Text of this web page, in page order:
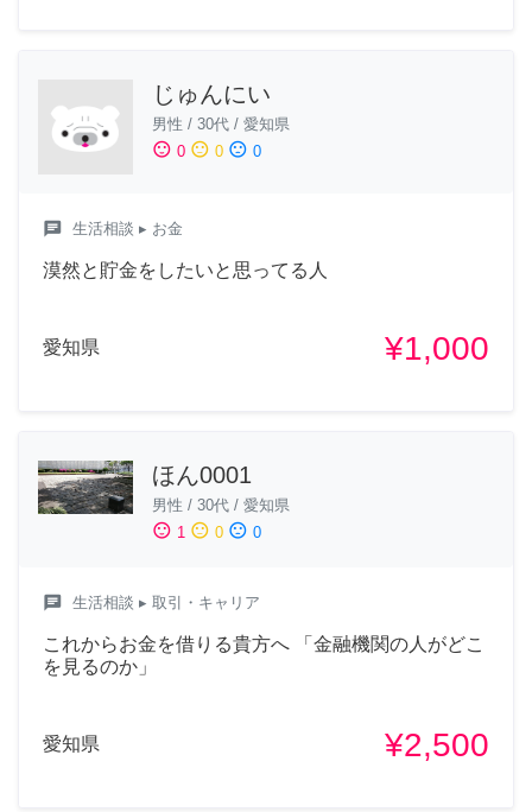
じゅんにい
男性 / 30代 / 愛知県
sentiment_satisfied 0 sentiment_neutral 0 sentiment_dissatisfied 0
chat 生活相談 ▸ お金
漠然と貯金をしたいと思ってる人
愛知県 ¥1,000
ほん0001
男性 / 30代 / 愛知県
sentiment_satisfied 1 sentiment_neutral 0 sentiment_dissatisfied 0
chat 生活相談 ▸ 取引・キャリア
これからお金を借りる貴方へ 「金融機関の人がどこ
を見るのか」
愛知県 ¥2,500